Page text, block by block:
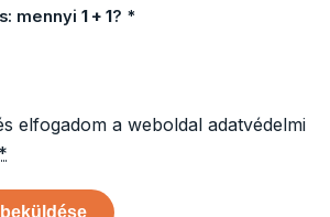
mennyi 1 + 1? *
elfogadom a weboldal adatvédelmi
*